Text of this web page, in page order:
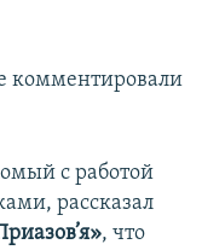
комментировали
с работой
рассказал
, что